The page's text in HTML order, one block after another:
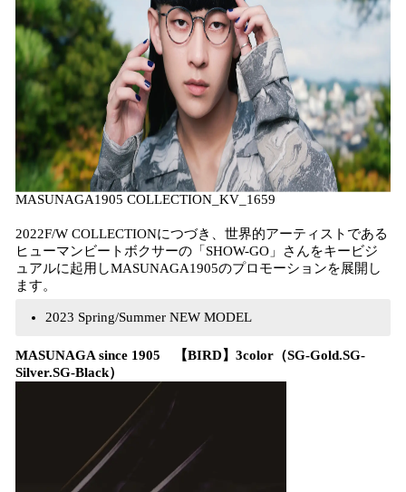
MASUNAGA1905 COLLECTION_KV_1659
​2022F/W COLLECTIONにつづき、世界的アーティストである
ヒューマンビートボクサーの「SHOW-GO」さんをキービジ
ュアルに起用しMASUNAGA1905のプロモーションを展開し
ます。
2023 Spring/Summer NEW MODEL
MASUNAGA since 1905 【BIRD】3color（SG-Gold.SG-
Silver.SG-Black）